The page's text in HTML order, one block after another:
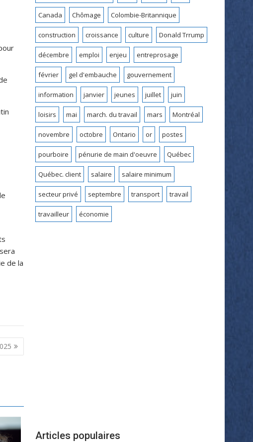
de la
Canada Chômage Colombie-Britannique
construction croissance culture Donald Trrump
décembre emploi enjeu entreprosage
février gel d'embauche gouvernement
information janvier jeunes juillet juin
loisirs mai march. du travail mars Montréal
novembre octobre Ontario or postes
pourboire pénurie de main d'oeuvre Québec
Québec. client salaire salaire minimum
secteur privé septembre transport travail
travailleur économie
Articles populaires